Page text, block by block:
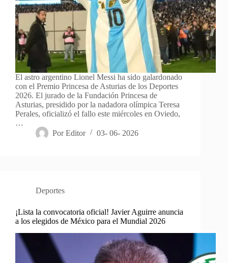
El astro argentino Lionel Messi ha sido galardonado
con el Premio Princesa de Asturias de los Deportes
2026. El jurado de la Fundación Princesa de
Asturias, presidido por la nadadora olímpica Teresa
Perales, oficializó el fallo este miércoles en Oviedo,
…
Por Editor 03- 06- 2026
Deportes
¡Lista la convocatoria oficial! Javier Aguirre anuncia
a los elegidos de México para el Mundial 2026